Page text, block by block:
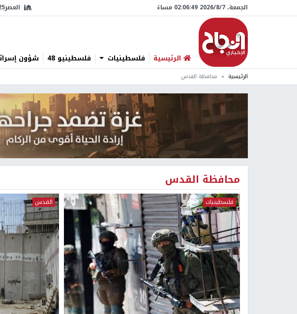
الجمعة، 7/‏8/‏2026 02:06:50 مساءً العصر
الرئيسية فلسطينيات فلسطينيو 48 شؤون
الرئيسية محافظة القدس
محافظة القدس
فلسطينيات القدس